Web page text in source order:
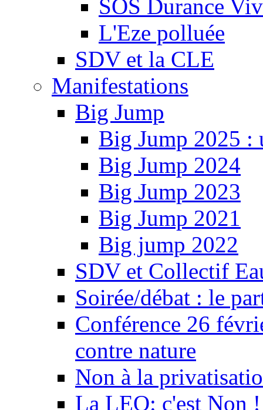
SOS Durance
L'Eze polluée
SDV et la CLE
Manifestations
Big Jump
Big Jump 2025 :
Big Jump 2024
Big Jump 2023
Big Jump 2021
Big jump 2022
SDV et Collectif
Soirée/débat : le
Conférence 26
contre nature
Non à la
La LEO: c'est Non !